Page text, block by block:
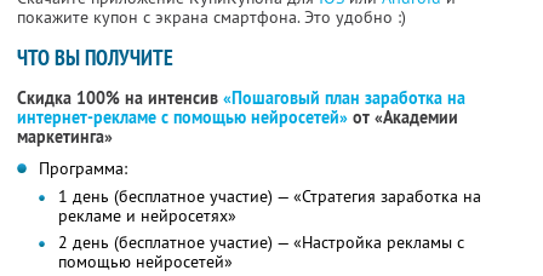
покажите купон с экрана смартфона. Это удобно :)
ЧТО ВЫ ПОЛУЧИТЕ
Скидка 100% на интенсив «Пошаговый план заработка на
интернет-рекламе с помощью нейросетей» от «Академии
маркетинга»
Программа:
1 день (бесплатное участие) — «Стратегия заработка на
рекламе и нейросетях»
2 день (бесплатное участие) — «Настройка рекламы с
помощью нейросетей»